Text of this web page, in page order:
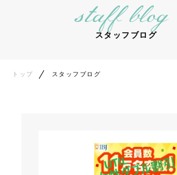
キャンペーン情報
コンサルタント紹介
スタッフブログ
staff blog
スタッフブログ
トップ スタッフブログ